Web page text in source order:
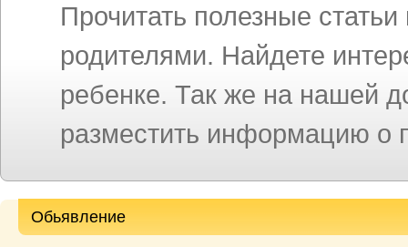
Прочитать полезные
родителями. Найдете
ребенке. Так же на нашей
разместить информацию о
Обьявление